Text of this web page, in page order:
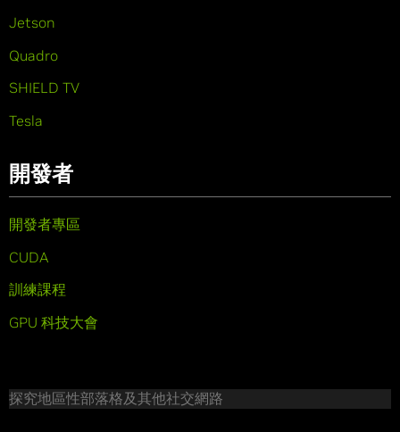
Jetson
Quadro
SHIELD TV
Tesla
開發者
開發者專區
CUDA
訓練課程
GPU 科技大會
探究地區性部落格及其他社交網路